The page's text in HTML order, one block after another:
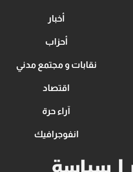
أخبار
أحزاب
نقابات و مجتمع مدني
اقتصاد
آراء حرة
انفوجرافيك